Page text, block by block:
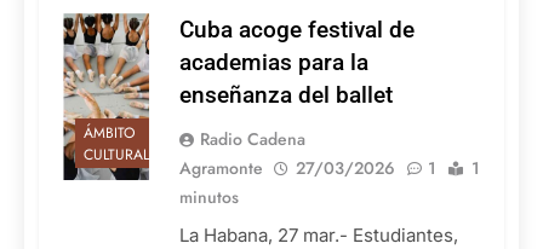
ÁMBITO
CULTURAL
Cuba acoge festival de
academias para la
enseñanza del ballet
Radio Cadena
Agramonte
27/03/2026 1
1
minutos
La Habana, 27 mar.- Estudiantes,